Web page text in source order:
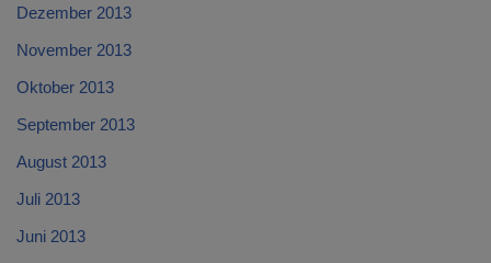
Dezember 2013
November 2013
Oktober 2013
September 2013
August 2013
Juli 2013
Juni 2013